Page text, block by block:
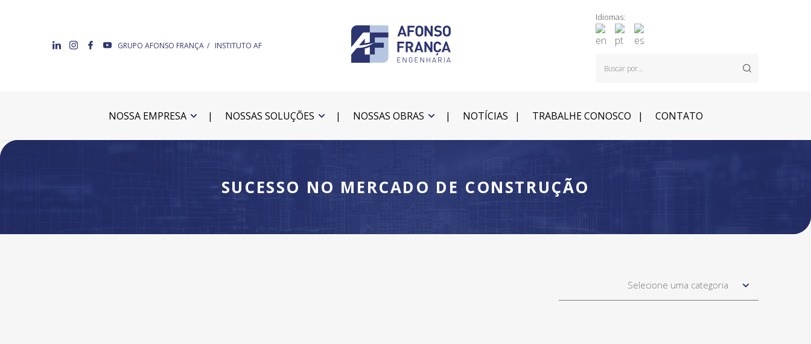
GRUPO AFONSO FRANÇA INSTITUTO AF
Idiomas:
NOSSA EMPRESA NOSSAS SOLUÇÕES NOSSAS OBRAS NOTÍCIAS TRABALHE CONOSCO CONTATO
SUCESSO NO MERCADO DE CONSTRUÇÃO
Selecione uma categoria